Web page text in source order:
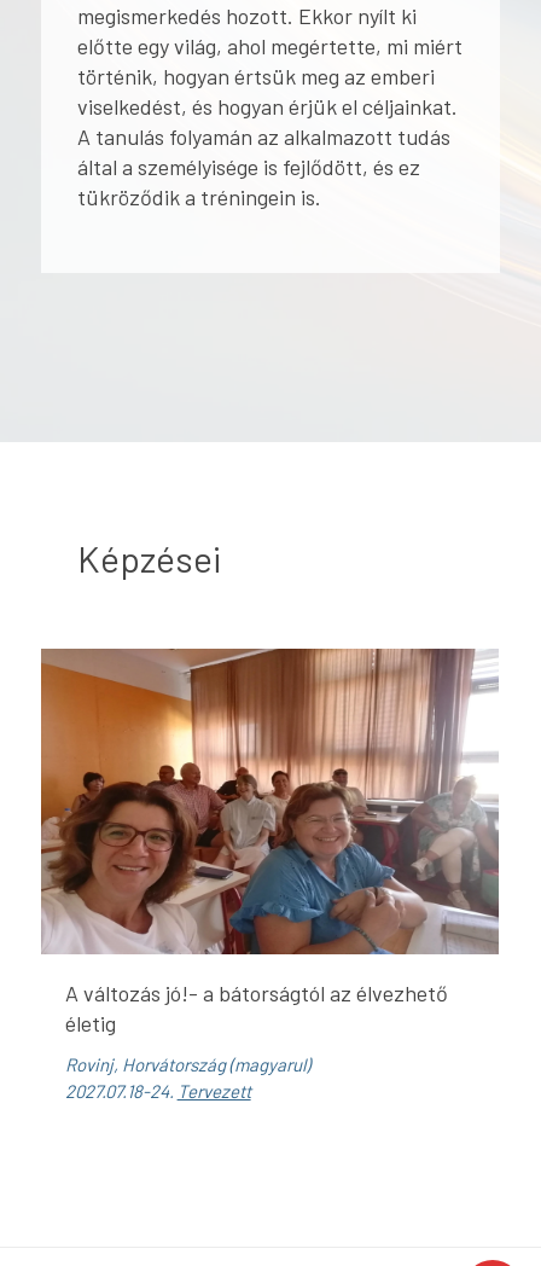
megismerkedés hozott. Ekkor nyílt ki
előtte egy világ, ahol megértette, mi miért
történik, hogyan értsük meg az emberi
viselkedést, és hogyan érjük el céljainkat.
A tanulás folyamán az alkalmazott tudás
által a személyisége is fejlődött, és ez
tükröződik a tréningein is.
Képzései
A változás jó!- a bátorságtól az élvezhető
életig
Rovinj, Horvátország (magyarul)
2027.07.18-24. Tervezett